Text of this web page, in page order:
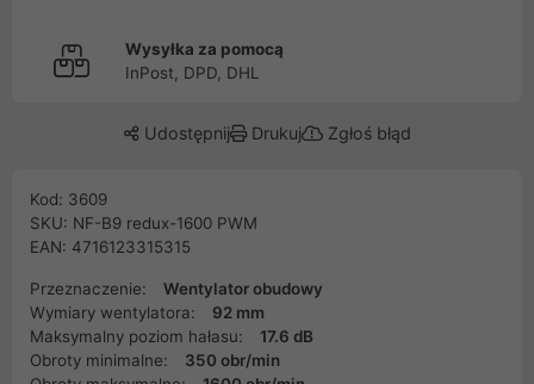
Wysyłka za pomocą
InPost, DPD, DHL
Udostępnij Drukuj Zgłoś błąd
Kod: 3609
SKU: NF-B9 redux-1600 PWM
EAN: 4716123315315
Przeznaczenie:
Wentylator obudowy
Wymiary wentylatora:
92 mm
Maksymalny poziom hałasu:
17.6 dB
Obroty minimalne:
350 obr/min